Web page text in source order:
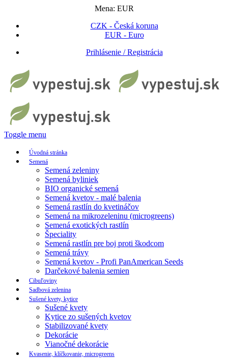
Mena: EUR
CZK - Česká koruna
EUR - Euro
Prihlásenie / Registrácia
Toggle menu
Úvodná stránka
Semená
Semená zeleniny
Semená byliniek
BIO organické semená
Semená kvetov - malé balenia
Semená rastlín do kvetináčov
Semená na mikrozeleninu (microgreens)
Semená exotických rastlín
Špeciality
Semená rastlín pre boj proti škodcom
Semená trávy
Semená kvetov - Profi PanAmerican Seeds
Darčekové balenia semien
Cibuľoviny
Sadbová zelenina
Sušené kvety, kytice
Sušené kvety
Kytice zo sušených kvetov
Stabilizované kvety
Dekorácie
Vianočné dekorácie
Kvasenie, klíčkovanie, microgreens